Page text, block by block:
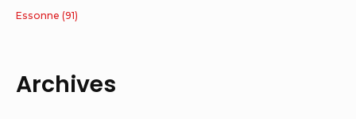
Essonne (91)
Archives